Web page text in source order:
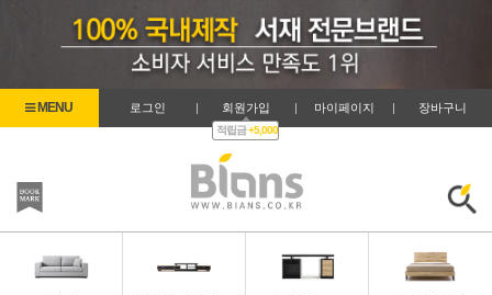
로그인 | 회원가입 |
적립금+5,000
마이페이지 | 장바구니